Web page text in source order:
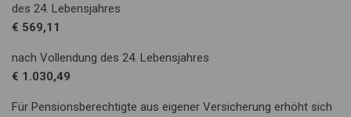
des 24. Lebensjahres
€ 569,11
nach Vollendung des 24. Lebensjahres
€ 1.030,49
Für Pensionsberechtigte aus eigener Versicherung erhöht sich